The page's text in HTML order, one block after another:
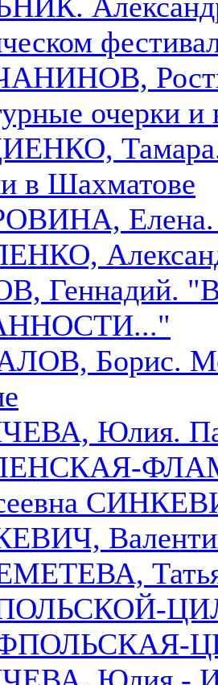
очерки и
Тамара.
в Шахматове
Геннадий.
Борис.
Юлия.
ФЛАМ,